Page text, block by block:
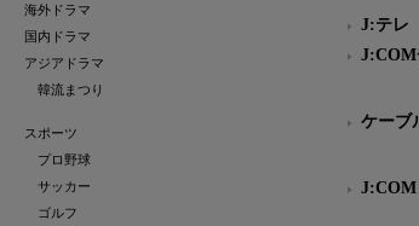
海外ドラマ
国内ドラマ
アジアドラマ
韓流まつり
スポーツ
プロ野球
サッカー
ゴルフ
J:テレ
J:COM
ケーブ